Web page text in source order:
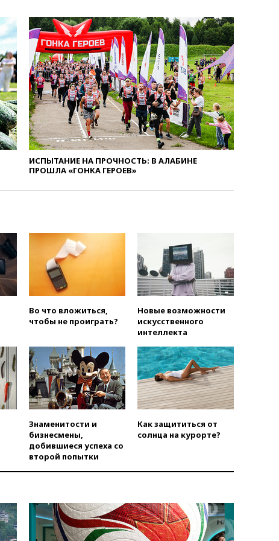
вчера, 20:35ПВО за 12 часов
сбила 200 украинских
беспилотников
вчера, 20:20 Третий комплект
золотых медалей выиграли на
ЧЕ российские синхронистки
вчера, 20:15ТАСС: жизни
главы «Уралдронзавода»
после взрыва ничего не
угрожает
вчера, 20:08По всей Грузии
снова отключилось
уступкам
вчера, 19:45
Памфилова: ЦИК
примет беспрецедентные
меры безопасности во время
выборов
сообщила об омоложении
партийных списков на выборах
в Госдуму
вчера, 19:25Путин
прокомментировал первый
номер «Единой России» в
бюллетене
вчера, 19:15Путин обсудил с
единому дню голосования
вчера, 18:56
логистики за пределы России
сгорел под Киевом
вчера, 18:35Джаред Лето
ИСПЫТАНИЕ НА ПРОЧНОСТЬ: В АЛАБИНЕ
ПРОШЛА «ГОНКА ГЕРОЕВ»
Во что вложиться,
чтобы не проиграть?
Новые возможности
искусственного
интеллекта
Знаменитости и
бизнесмены,
добившиеся успеха со
второй попытки
Как защититься от
солнца на курорте?